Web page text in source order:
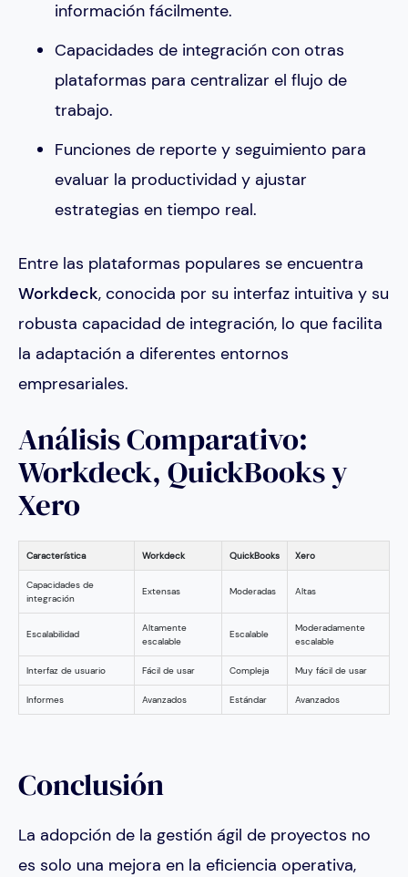
información fácilmente.
Capacidades de integración con otras
plataformas para centralizar el flujo de
trabajo.
Funciones de reporte y seguimiento para
evaluar la productividad y ajustar
estrategias en tiempo real.
Entre las plataformas populares se encuentra
Workdeck, conocida por su interfaz intuitiva y su
robusta capacidad de integración, lo que facilita
la adaptación a diferentes entornos
empresariales.
Análisis Comparativo:
Workdeck, QuickBooks y
Xero
Característica Workdeck QuickBooks Xero
Capacidades de
integración
Extensas Moderadas Altas
Escalabilidad
Altamente
escalable
Escalable
Moderadamente
escalable
Interfaz de usuario Fácil de usar Compleja Muy fácil de usar
Informes Avanzados Estándar Avanzados
Conclusión
La adopción de la gestión ágil de proyectos no
es solo una mejora en la eficiencia operativa,